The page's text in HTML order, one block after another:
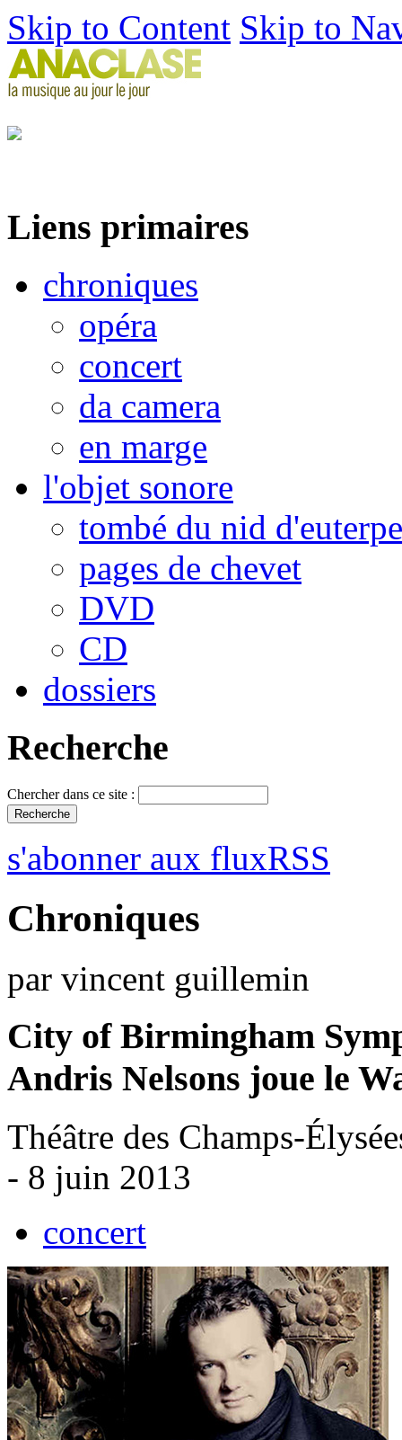
Skip to Content Skip to
Liens primaires
chroniques
opéra
concert
da camera
en marge
l'objet sonore
tombé du nid d'euterpe
pages de chevet
DVD
CD
dossiers
Recherche
Chercher dans ce site :
s'abonner aux fluxRSS
Chroniques
par vincent guillemin
City of Birmingham
Andris Nelsons joue le
Théâtre des Champs-
- 8 juin 2013
concert